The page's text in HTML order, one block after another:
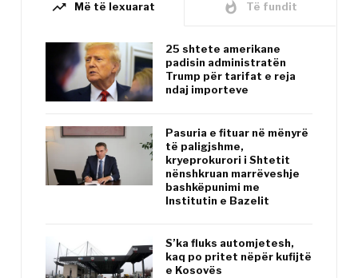
trending_up Më të lexuarat whatshot Të fundit
25 shtete amerikane
padisin administratën
Trump për tarifat e reja
ndaj importeve
Pasuria e fituar në mënyrë
të paligjshme,
kryeprokurori i Shtetit
nënshkruan marrëveshje
bashkëpunimi me
Institutin e Bazelit
S’ka fluks automjetesh,
kaq po pritet nëpër kufijtë
e Kosovës